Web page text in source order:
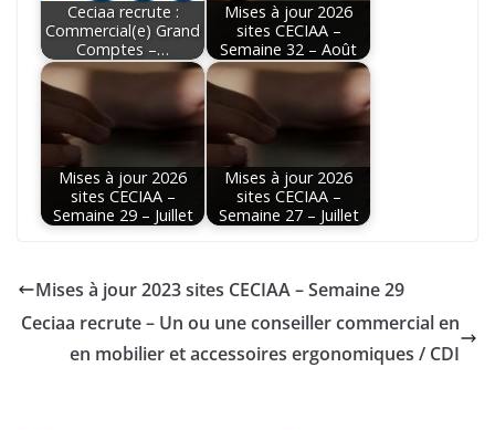
Ceciaa recrute :
Commercial(e) Grand
Comptes –…
Mises à jour 2026
sites CECIAA –
Semaine 32 – Août
Mises à jour 2026
sites CECIAA –
Semaine 29 – Juillet
Mises à jour 2026
sites CECIAA –
Semaine 27 – Juillet
Mises à jour 2023 sites CECIAA – Semaine 29
Ceciaa recrute – Un ou une conseiller commercial en
en mobilier et accessoires ergonomiques / CDI